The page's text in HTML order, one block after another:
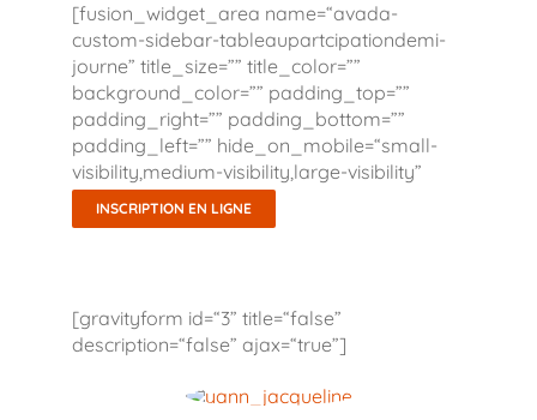
[fusion_widget_area name=“avada-
custom-sidebar-tableaupartcipationdemi-
journe” title_size=”” title_color=””
background_color=”” padding_top=””
padding_right=”” padding_bottom=””
padding_left=”” hide_on_mobile=“small-
visibility,medium-visibility,large-visibility”
class=”” id=”” /]
INSCRIPTION EN LIGNE
[gravityform id=“3” title=“false”
description=“false” ajax=“true”]